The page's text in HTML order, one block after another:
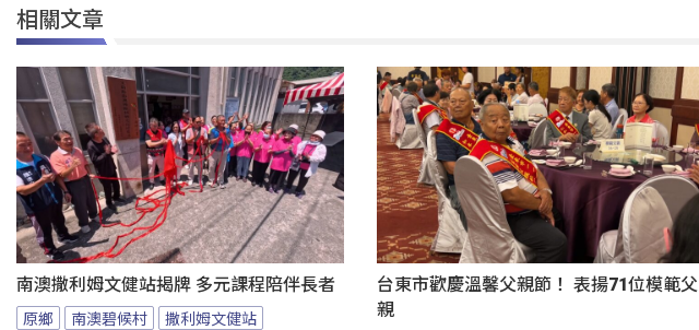
相關文章
南澳撒利姆文健站揭牌 多元課程陪伴長者
原鄉 南澳碧候村 撒利姆文健站
台東市歡慶溫馨父親節！ 表揚71位模範父
親